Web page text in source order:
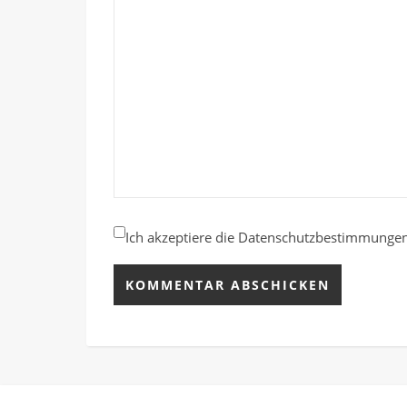
Ich akzeptiere die